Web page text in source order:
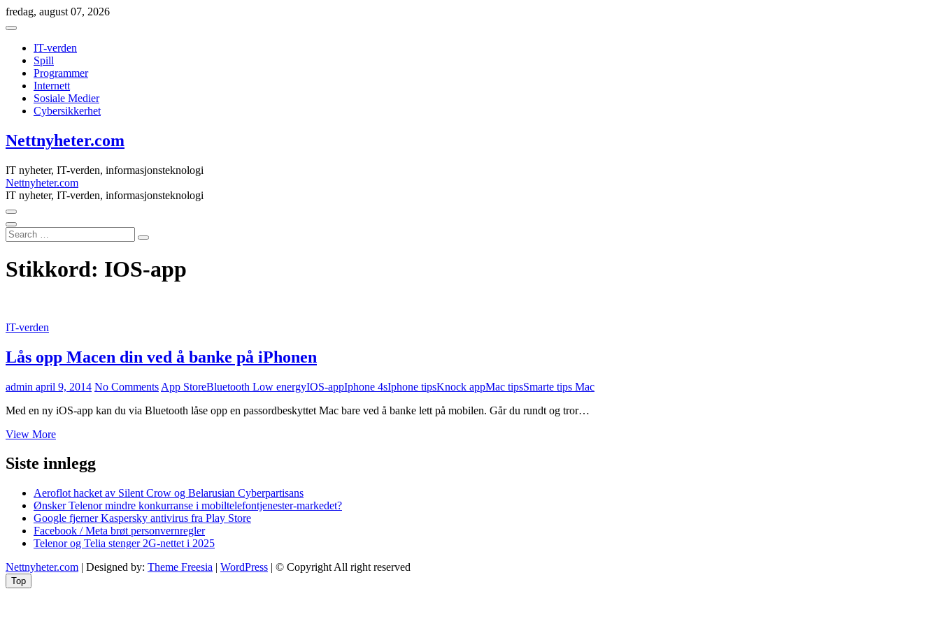
Skip
to
fredag, august 07, 2026
IT-verden
Spill
Programmer
Internett
Sosiale Medier
Cybersikkerhet
Nettnyheter.com
IT nyheter, IT-verden, informasjonsteknologi
Nettnyheter.com
IT nyheter, IT-verden, informasjonsteknologi
Search
…
Stikkord: IOS-app
IT-verden
Lås opp Macen din ved å banke på iPhonen
admin april 9, 2014 No Comments App StoreBluetooth Low energyIOS-appIphone 4sIphone tipsKnock appMac tipsSmarte tips Mac
Med en ny iOS-app kan du via Bluetooth låse opp en passordbeskyttet Mac bare ved å banke lett på mobilen. Går du rundt og tror…
View MoreLås
Macen
din
å
banke
på
iPhonen
Siste innlegg
Aeroflot hacket av Silent Crow og Belarusian Cyberpartisans
Ønsker Telenor mindre konkurranse i mobiltelefontjenester-markedet?
Google fjerner Kaspersky antivirus fra Play Store
Facebook / Meta brøt personvernregler
Telenor og Telia stenger 2G-nettet i 2025
Nettnyheter.com | Designed by: Theme Freesia | WordPress | © Copyright All right reserved
Top